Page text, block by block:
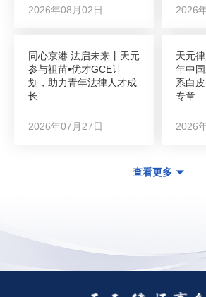
2026年08月02日 2026
同心京港 法启未来丨天元
参与祖苗•优才GCE计
划，助力青年法律人才成
长
2026年07月27日
天元
年中
系白
专章
2026
查看更多